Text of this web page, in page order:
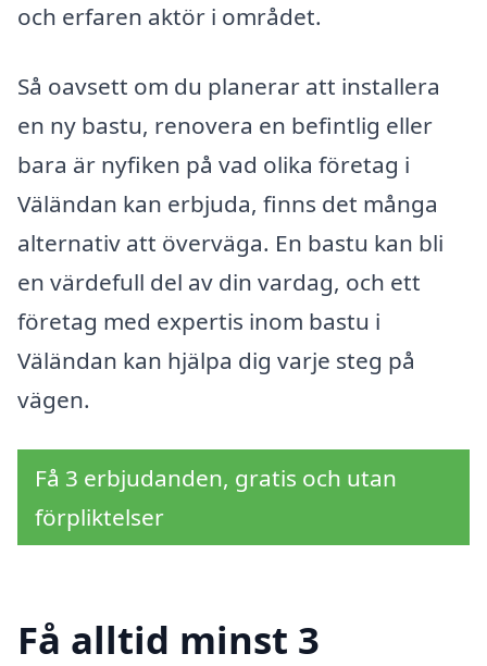
och erfaren aktör i området.
Så oavsett om du planerar att installera
en ny bastu, renovera en befintlig eller
bara är nyfiken på vad olika företag i
Väländan kan erbjuda, finns det många
alternativ att överväga. En bastu kan bli
en värdefull del av din vardag, och ett
företag med expertis inom bastu i
Väländan kan hjälpa dig varje steg på
vägen.
Få 3 erbjudanden, gratis och utan
förpliktelser
Få alltid minst 3